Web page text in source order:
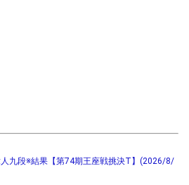
九段※結果【第74期王座戦挑決T】(2026/8/